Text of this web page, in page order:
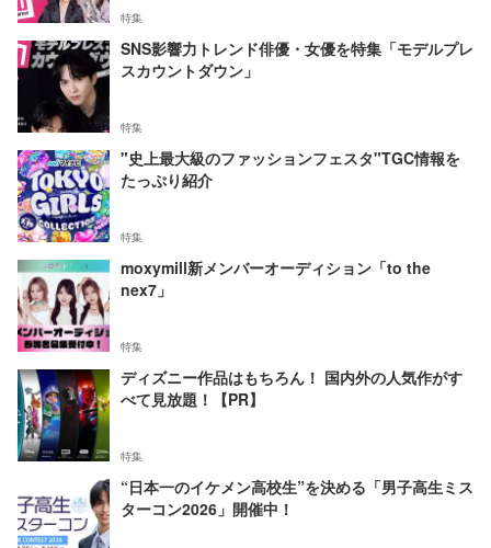
特集
SNS影響力トレンド俳優・女優を特集「モデルプレ
スカウントダウン」
特集
"史上最大級のファッションフェスタ"TGC情報を
たっぷり紹介
特集
moxymill新メンバーオーディション「to the
nex7」
特集
ディズニー作品はもちろん！ 国内外の人気作がす
べて見放題！【PR】
特集
“日本一のイケメン高校生”を決める「男子高生ミス
ターコン2026」開催中！